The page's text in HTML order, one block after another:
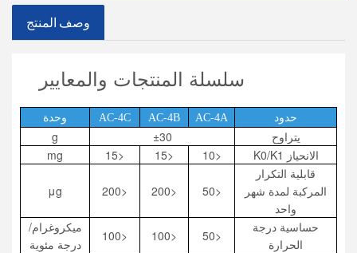
وصف المنتج
سلسلة المنتجات والمعايير
حدود AC-4A
AC-4B
AC-4C وحدة
يتراوح ±30
g
الانحياز K0/K1
<10
<15
<15
mg
قابلية التكرار
المركبة لمدة شهر
واحد
<50
<200
<200
μg
حساسية درجة
الحرارة
<50
<100
<100
ميكروغرام/
درجة مئوية